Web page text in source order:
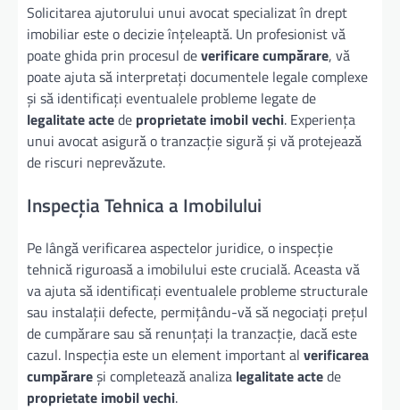
Solicitarea ajutorului unui avocat specializat în drept
imobiliar este o decizie înțeleaptă. Un profesionist vă
poate ghida prin procesul deverificare cumpărare, vă
poate ajuta să interpretați documentele legale complexe
și să identificați eventualele probleme legate de
legalitate actede proprietate imobil vechi. Experiența
unui avocat asigură o tranzacție sigură și vă protejează
de riscuri neprevăzute.
Inspecția Tehnica a Imobilului
Pe lângă verificarea aspectelor juridice, o inspecție
tehnică riguroasă a imobilului este crucială. Aceasta vă
va ajuta să identificați eventualele probleme structurale
sau instalații defecte, permițându-vă să negociați prețul
de cumpărare sau să renunțați la tranzacție, dacă este
cazul. Inspecția este un element important al verificarea
cumpărareși completează analiza legalitate actede
proprietate imobil vechi.